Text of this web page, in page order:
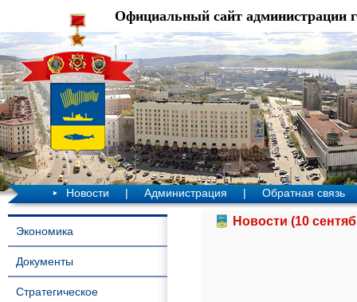
Официальный сайт администрации
Новости | Администрация | Обратная связь
Экономика
Документы
Стратегическое
Новости (10